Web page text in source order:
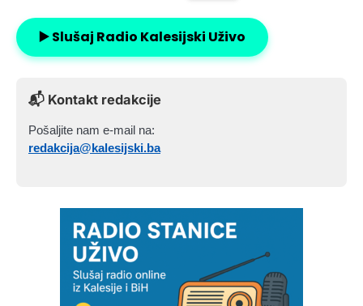
▶️ Slušaj Radio Kalesijski Uživo
📬 Kontakt redakcije
Pošaljite nam e-mail na:
redakcija@kalesijski.ba